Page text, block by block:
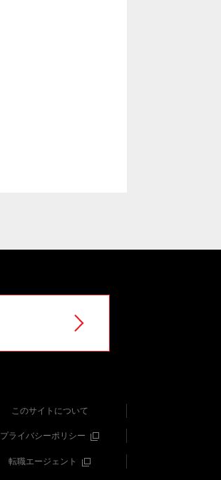
このサイトについて
プライバシーポリシー
転職エージェント